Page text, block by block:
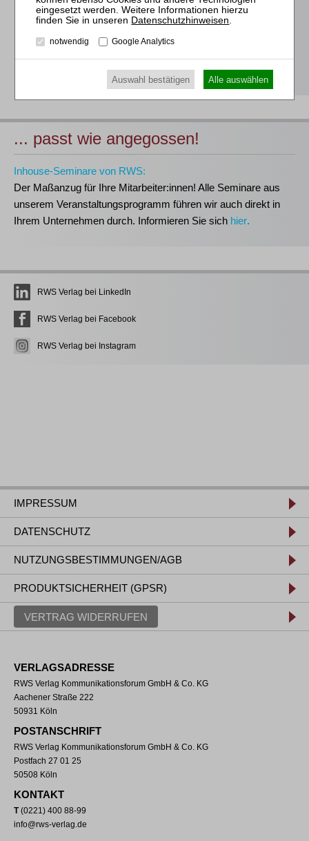
Hochwertige Unterlagen für die Teilnahme, ideal auch zum
späteren Nachschlagen
Erwerb des anerkanntenRWS-Zertifikats
Teilnahmebescheinigungen gemäßGOI, § 15 FAO und
... passt wie angegossen!
Inhouse-Seminare von RWS:
Der Maßanzug für Ihre Mitarbeiter:innen! Alle Seminare aus
unserem Veranstaltungsprogramm führen wir auch direkt in
Ihrem Unternehmen durch. Informieren Sie sich hier.
RWS Verlag bei LinkedIn
RWS Verlag bei Facebook
RWS Verlag bei Instagram
IMPRESSUM
DATENSCHUTZ
NUTZUNGSBESTIMMUNGEN/AGB
PRODUKTSICHERHEIT (GPSR)
VERTRAG WIDERRUFEN
VERLAGSADRESSE
RWS Verlag Kommunikationsforum GmbH & Co. KG
Aachener Straße 222
50931 Köln
POSTANSCHRIFT
RWS Verlag Kommunikationsforum GmbH & Co. KG
Postfach 27 01 25
50508 Köln
KONTAKT
T(0221) 400 88-99
info@rws-verlag.de
Datenschutzhinweisen
notwendig Google Analytics
Auswahl bestätigen Alle auswählen